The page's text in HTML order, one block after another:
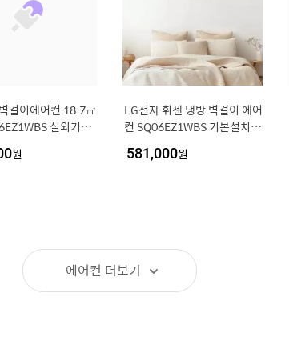
걸이에어컨 18.7㎡
실외기포
원
LG전자 휘센 냉방 벽걸이 에어
컨 SQ06EZ1WBS 기본설치비
581,000원
에어컨 더보기